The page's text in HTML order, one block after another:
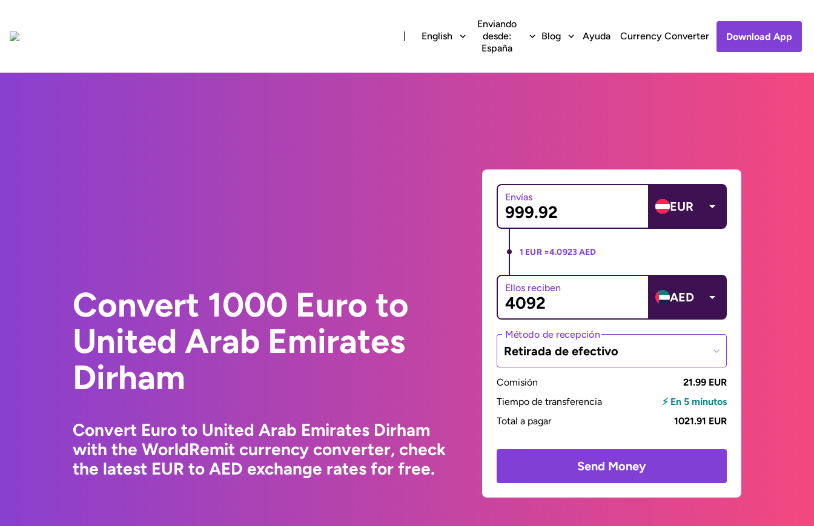
English
Enviando
desde:
España
Blog Ayuda Currency Converter Download App
Convert 1000 Euro to
United Arab Emirates
Dirham
Convert Euro to United Arab Emirates Dirham
with the WorldRemit currency converter, check
the latest EUR to AED exchange rates for free.
Envías
EUR
1 EUR =4.0923 AED
Ellos reciben
AED
Método de recepción
Retirada de efectivo
Comisión
21.99 EUR
Tiempo de transferencia
⚡ En 5 minutos
Total a pagar
1021.91 EUR
Send Money